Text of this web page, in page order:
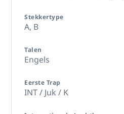
Stekkertype
A, B
Talen
Engels
Eerste Trap
INT / Juk / K